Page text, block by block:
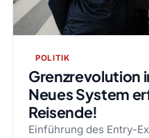
POLITIK
Grenzrevolution
Neues System
Reisende!
Einführung des Entry-